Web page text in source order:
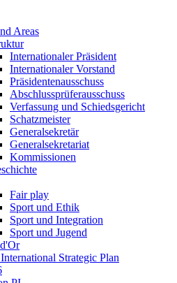
Areas
Internationaler Präsident
Internationaler Vorstand
Präsidentenausschuss
Abschlussprüferausschuss
Verfassung und Schiedsgericht
Schatzmeister
Generalsekretär
Generalsekretariat
Kommissionen
Fair play
Sport und Ethik
Sport und Integration
Sport und Jugend
Strategic Plan